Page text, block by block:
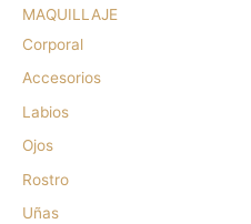
MAQUILLAJE
Corporal
Accesorios
Labios
Ojos
Rostro
Uñas